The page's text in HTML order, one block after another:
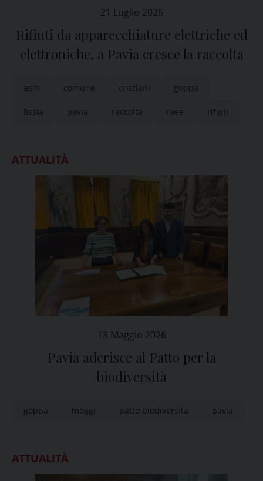
21 Luglio 2026
Rifiuti da apparecchiature elettriche ed
elettroniche, a Pavia cresce la raccolta
asm comune cristiani goppa
lissia pavia raccolta raee rifiuti
ATTUALITÀ
13 Maggio 2026
Pavia aderisce al Patto per la
biodiversità
goppa moggi patto biodiversità pavia
ATTUALITÀ